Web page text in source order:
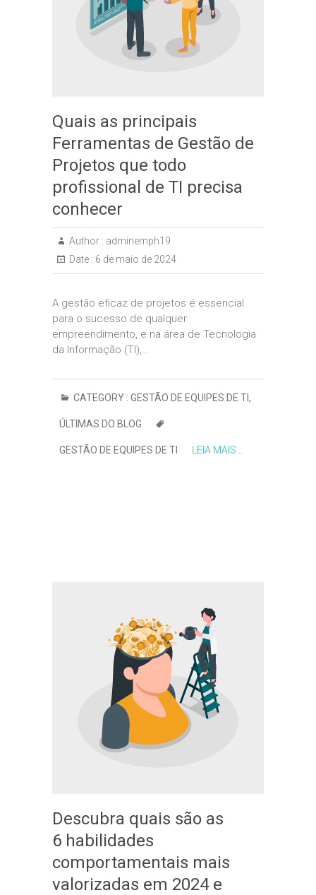
Quais as principais
Ferramentas de Gestão de
Projetos que todo
profissional de TI precisa
conhecer
Author : adminemph19
Date : 6 de maio de 2024
A gestão eficaz de projetos é essencial
para o sucesso de qualquer
empreendimento, e na área de Tecnologia
da Informação (TI),…
CATEGORY : GESTÃO DE EQUIPES DE TI,
ÚLTIMAS DO BLOG
GESTÃO DE EQUIPES DE TI LEIA MAIS...
Descubra quais são as
6 habilidades
comportamentais mais
valorizadas em 2024 e